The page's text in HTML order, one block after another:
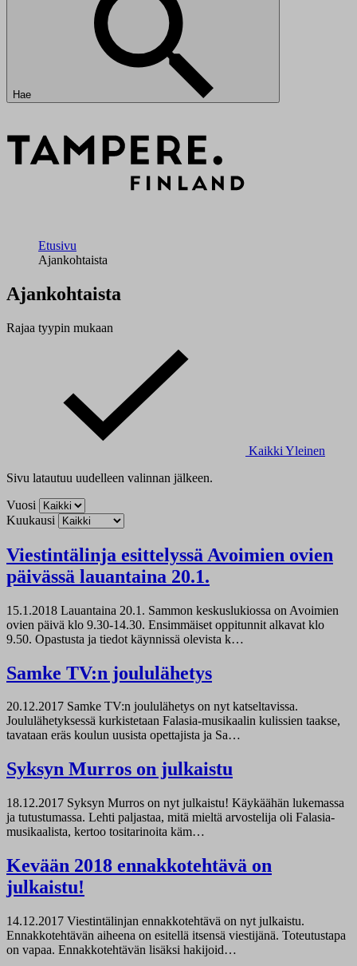
Hae
Etusivu
Ajankohtaista
Ajankohtaista
Rajaa tyypin mukaan
Kaikki Yleinen
Sivu latautuu uudelleen valinnan jälkeen.
Vuosi
Kuukausi
Viestintälinja esittelyssä Avoimien ovien
päivässä lauantaina 20.1.
15.1.2018 Lauantaina 20.1. Sammon keskuslukiossa on Avoimien
ovien päivä klo 9.30-14.30. Ensimmäiset oppitunnit alkavat klo
9.50. Opastusta ja tiedot käynnissä olevista k…
Samke TV:n joululähetys
20.12.2017 Samke TV:n joululähetys on nyt katseltavissa.
Joululähetyksessä kurkistetaan Falasia-musikaalin kulissien taakse,
tavataan eräs koulun uusista opettajista ja Sa…
Syksyn Murros on julkaistu
18.12.2017 Syksyn Murros on nyt julkaistu! Käykäähän lukemassa
ja tutustumassa. Lehti paljastaa, mitä mieltä arvostelija oli Falasia-
musikaalista, kertoo tositarinoita käm…
Kevään 2018 ennakkotehtävä on
julkaistu!
14.12.2017 Viestintälinjan ennakkotehtävä on nyt julkaistu.
Ennakkotehtävän aiheena on esitellä itsensä viestijänä. Toteutustapa
on vapaa. Ennakkotehtävän lisäksi hakijoid…